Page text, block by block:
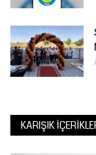
KARIŞIK